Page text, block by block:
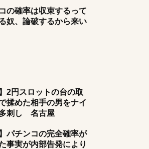
の確率は収束するって
奴、論破するから来い
2円スロットの台の取
揉めた相手の男をナイ
刺し 名古屋
】パチンコの完全確率が
事実が内部告発により